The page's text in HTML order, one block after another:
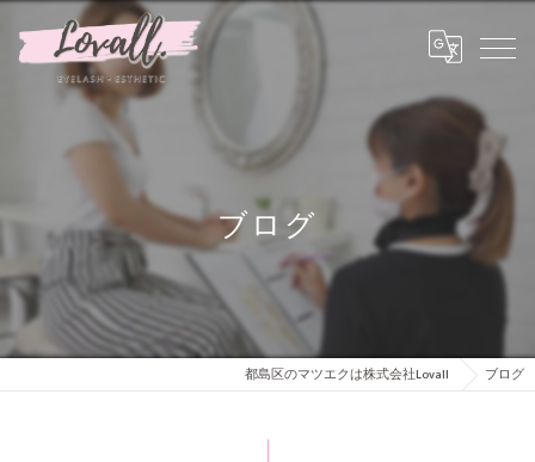
ブログ
都島区のマツエクは株式会社Lovall ブログ